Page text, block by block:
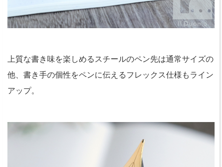
上質な書き味を楽しめるスチールのペン先は通常サイズの
他、書き手の個性をペンに伝えるフレックス仕様もライン
アップ。